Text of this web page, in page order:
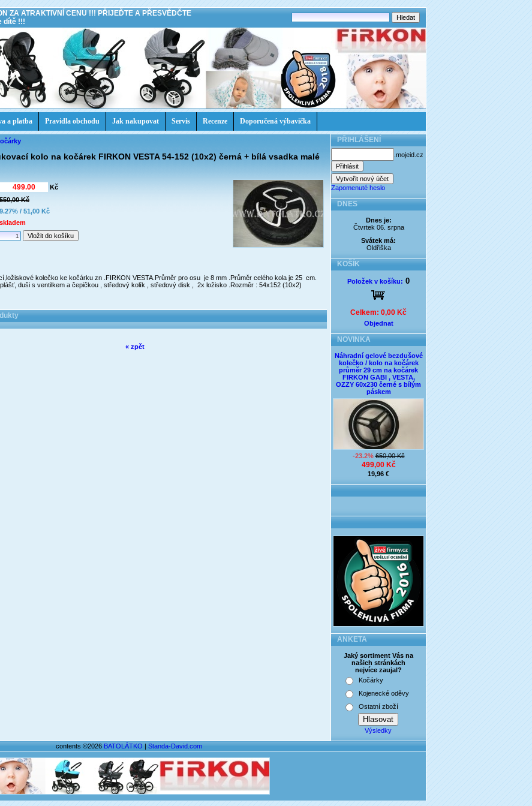
ZA ATRAKTIVNÍ CENU !!! PŘIJEĎTE A PŘESVĚDČTE
dítě !!!
a platba Pravidla obchodu Jak nakupovat Servis Recenze Doporučená výbavička
kolo na kočárek FIRKON VESTA 54-152 (10x2) černá + bílá vsadka malé
Kč
550,00 Kč
9.27% / 51,00 Kč
skladem
kolečko ke kočárku zn .FIRKON VESTA.Průměr pro osu je 8 mm .Průměr celého kola je 25 cm.
duši s ventilkem a čepičkou , středový kolík , středový disk , 2x ložisko .Rozměr : 54x152 (10x2)
« zpět
PŘIHLÁŠENÍ
.mojeid.cz
Zapomenuté heslo
DNES
Dnes je:
Čtvrtek 06. srpna
Svátek má:
Oldřiška
KOŠÍK
Položek v košíku: 0
Celkem: 0,00 Kč
Objednat
NOVINKA
Náhradní gelové bezdušové
kolečko / kolo na kočárek
průměr 29 cm na kočárek
FIRKON GABI , VESTA,
OZZY 60x230 černé s bílým
páskem
-23.2%650,00 Kč
499,00 Kč
19,96 €
ANKETA
Jaký sortiment Vás na
našich stránkách
nejvíce zaujal?
Kočárky
Kojenecké oděvy
Ostatní zboží
Výsledky
contents ©2026BATOLÁTKO|Standa-David.com